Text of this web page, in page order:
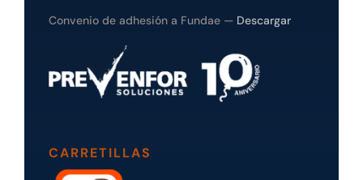
Convenio de adhesión a Fundae — Descargar
CARRETILLAS